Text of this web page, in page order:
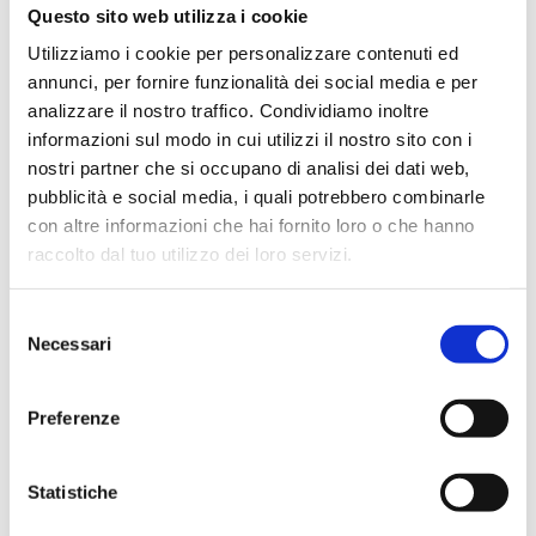
Questo sito web utilizza i cookie
Utilizziamo i cookie per personalizzare contenuti ed
annunci, per fornire funzionalità dei social media e per
analizzare il nostro traffico. Condividiamo inoltre
informazioni sul modo in cui utilizzi il nostro sito con i
nostri partner che si occupano di analisi dei dati web,
pubblicità e social media, i quali potrebbero combinarle
con altre informazioni che hai fornito loro o che hanno
raccolto dal tuo utilizzo dei loro servizi.
delNecessari
Preferenze
Statistiche
Lettore Smart Card USB